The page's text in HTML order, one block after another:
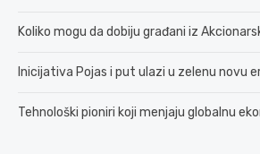
Koliko mogu da dobiju građani iz
Inicijativa Pojas i put ulazi u zelenu novu
Tehnološki pioniri koji menjaju globalnu